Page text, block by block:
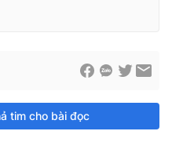
tim cho bài đọc